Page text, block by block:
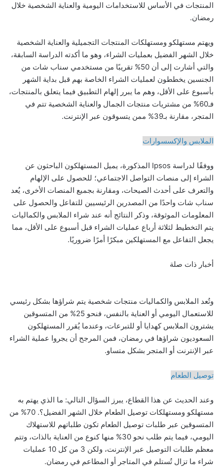
المنتجات في الأساس للاستخدامات اليومية والعناية الشخصية خلال
رمضان.
ويهتم مستهلكو ومستهلكات المنتجات التجميلية والعناية الشخصية
خلال الشهر الفضيل بعمليات الشراء، وهو ما أكدته الدراسة السابقة،
والتي أشارت إلى أن 50% تقريبًا من مستخدمي سناب شات من
الجنسين يخططون لعمليات الشراء الخاصة بهم قبل بداية الشهر
بأسبوع على الأقل، وهم ما يبرر إلهام التطبيق فيما يتعلق بالمنتجات،
فـ60% من مشتريات منتجات الجمال والعناية الشخصية تتم في
المتجر، مقارنة بـ39% ممن يتسوقون عبر الإنترنت.
الملابس والإكسسوارات
ووفقًا لدراسة Ipsos المذكورة، يميل المستهلكون الباحثون عن
الشراء إلى منصات التواصل الاجتماعي؛ للحصول على الإلهام
والتعرف على أحدث الصيحات، ومقارنة بجميع المنصات الأخرى، يُعد
سناب شات واحدًا من المصدرين الرئيسيين للتفاعل والحصول على
المعلومات الموثوقة، وذكر النتائج أنه عند شراء الملابس والكماليات
يتم التخطيط لثلاثة أرباع عمليات الشراء قبل أسبوع على الأقل، مما
يجعل التفاعل مع المستهلكين مبكرًا أمرًا ضروريًا.
أخبار ذات صلة
وتُعد الملابس والكماليات منتجات شخصية يتم شراؤها بشكل رئيسي
للاستعمال اليومي أو العناية بالنفس، فنحو 25% من المتسوقين
يشترون الملابس كهدايا أو للتبرعات، وعندما يُقرر المستهلكون
السعوديون شراؤها في رمضان، فمن المرجح أن يجروا عملية الشراء
عبر الإنترنت أو المتجر بشكل متساو.
توصيل الطعام
وعند الحديث عن هذا القطاع، يبرز السؤال التالي: ما الذي يهتم به
مستهلكو ومستهلكات توصيل الطعام خلال الشهر الفضيل؟. 70% من
المتسوقين عبر طلبات توصيل الطعام تكون طلباتهم للاستهلاك
اليومي، فيما يتم طلب نحو 30% منها كنوع من العناية بالذات، وتتم
معظم طلبات التوصيل عبر الإنترنت، ولكن 3 من كل 10 عمليات
شراء ما تزال تُستلم في المتاجر أو المطاعم في رمضان.